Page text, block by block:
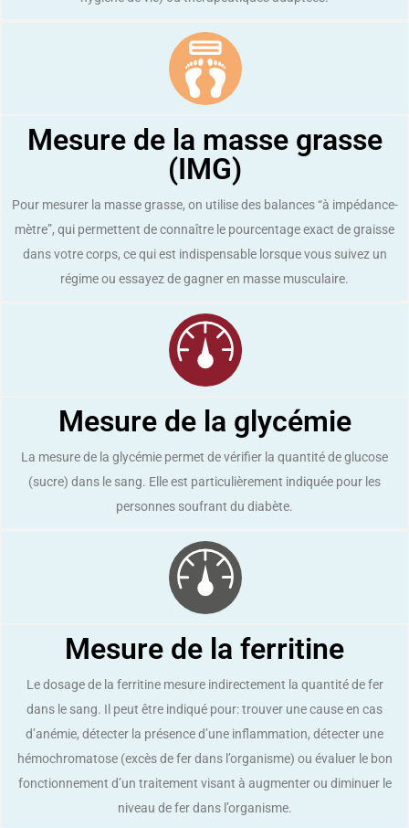
Mesure de la masse grasse
(IMG)
Pour mesurer la masse grasse, on utilise des balances “à impédance-
mètre”, qui permettent de connaître le pourcentage exact de graisse
dans votre corps, ce qui est indispensable lorsque vous suivez un
régime ou essayez de gagner en masse musculaire.
Mesure de la glycémie
La mesure de la glycémie permet de vérifier la quantité de glucose
(sucre) dans le sang. Elle est particulièrement indiquée pour les
personnes soufrant du diabète.
Mesure de la ferritine
Le dosage de la ferritine mesure indirectement la quantité de fer
dans le sang. Il peut être indiqué pour: trouver une cause en cas
d’anémie, détecter la présence d’une inflammation, détecter une
hémochromatose (excès de fer dans l’organisme) ou évaluer le bon
fonctionnement d’un traitement visant à augmenter ou diminuer le
niveau de fer dans l’organisme.